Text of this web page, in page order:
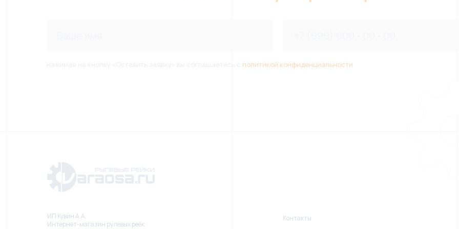
политикой конфиденциальности
Контакты
ИП Кувин А.А.
Интернет-магазин рулевых реек